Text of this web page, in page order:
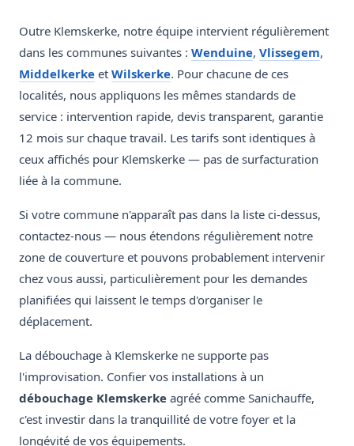
Outre Klemskerke, notre équipe intervient régulièrement
dans les communes suivantes : Wenduine, Vlissegem,
Middelkerke et Wilskerke. Pour chacune de ces
localités, nous appliquons les mêmes standards de
service : intervention rapide, devis transparent, garantie
12 mois sur chaque travail. Les tarifs sont identiques à
ceux affichés pour Klemskerke — pas de surfacturation
liée à la commune.
Si votre commune n'apparaît pas dans la liste ci-dessus,
contactez-nous — nous étendons régulièrement notre
zone de couverture et pouvons probablement intervenir
chez vous aussi, particulièrement pour les demandes
planifiées qui laissent le temps d'organiser le
déplacement.
La débouchage à Klemskerke ne supporte pas
l'improvisation. Confier vos installations à un
débouchage Klemskerke agréé comme Sanichauffe,
c'est investir dans la tranquillité de votre foyer et la
longévité de vos équipements.